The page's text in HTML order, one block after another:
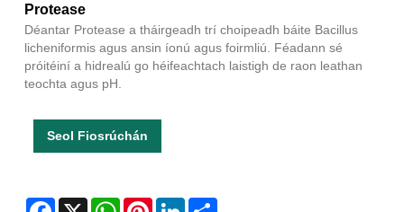
Protease
Déantar Protease a tháirgeadh trí choipeadh báite Bacillus
licheniformis agus ansin íonú agus foirmliú. Féadann sé
próitéiní a hidrealú go héifeachtach laistigh de raon leathan
teochta agus pH.
Seol Fiosrúchán
Facebook
X WhatsAppPinterestLinkedIn